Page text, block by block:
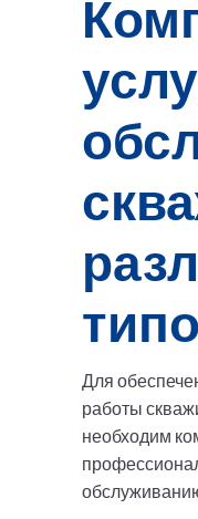
Для
работы
необходим